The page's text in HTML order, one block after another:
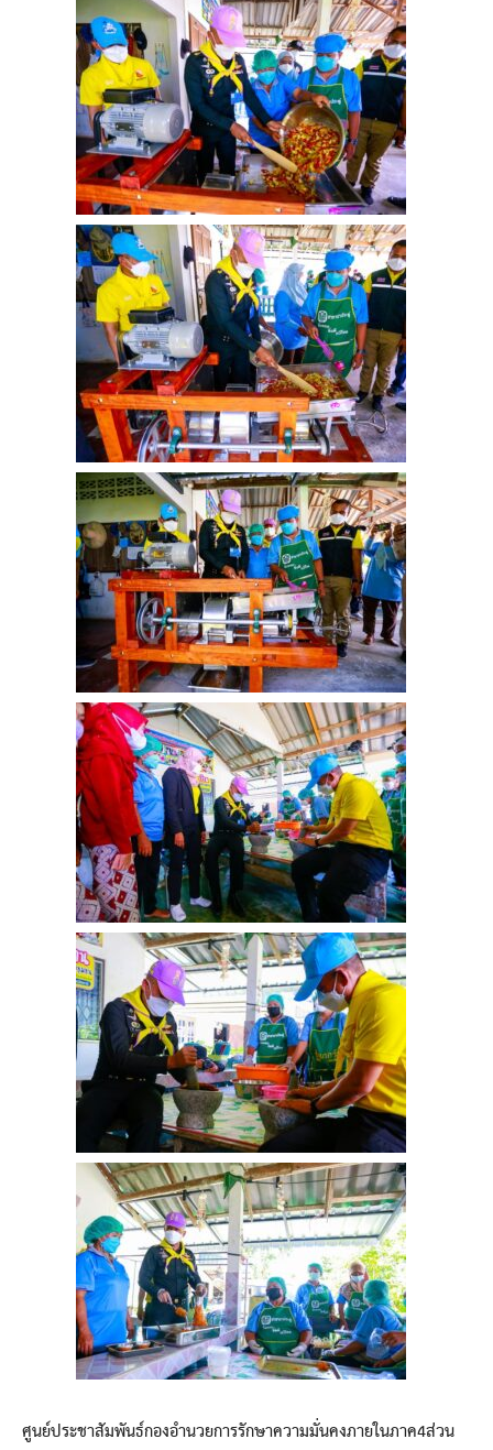
ศูนย์ประชาสัมพันธ์กองอำนวยการรักษาความมั่นคงภายในภาค4ส่วน